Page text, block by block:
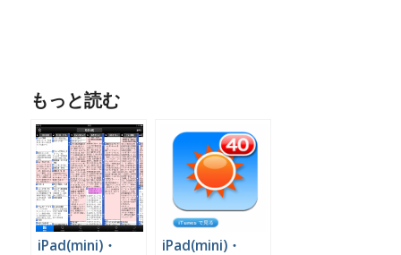
もっと読む
iPad(mini)・
iPad(mini)・